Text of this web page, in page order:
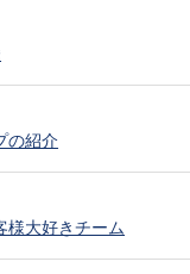
の紹介
大好きチーム